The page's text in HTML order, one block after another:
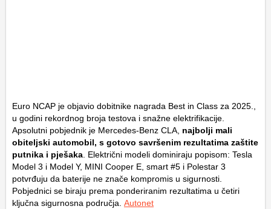
Euro NCAP je objavio dobitnike nagrada Best in Class za 2025.,
u godini rekordnog broja testova i snažne elektrifikacije.
Apsolutni pobjednik je Mercedes-Benz CLA, najbolji mali
obiteljski automobil, s gotovo savršenim rezultatima zaštite
putnika i pješaka . Električni modeli dominiraju popisom: Tesla
Model 3 i Model Y, MINI Cooper E, smart #5 i Polestar 3
potvrđuju da baterije ne znače kompromis u sigurnosti.
Pobjednici se biraju prema ponderiranim rezultatima u četiri
ključna sigurnosna područja. Autonet